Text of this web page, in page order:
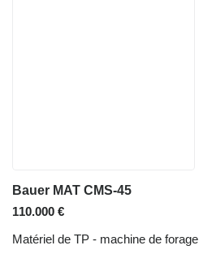
Bauer MAT CMS-45
110.000 €
Matériel de TP - machine de forage